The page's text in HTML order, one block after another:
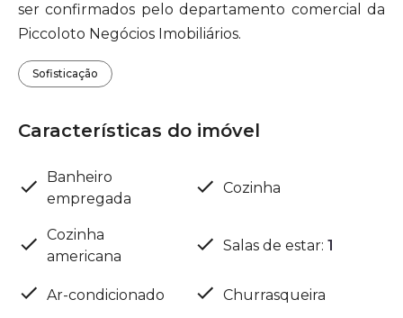
ser confirmados pelo departamento comercial da
Piccoloto Negócios Imobiliários.
Sofisticação
Características do imóvel
Banheiro
empregada
Cozinha
Cozinha
americana
Salas de estar: 1
Ar-condicionado Churrasqueira